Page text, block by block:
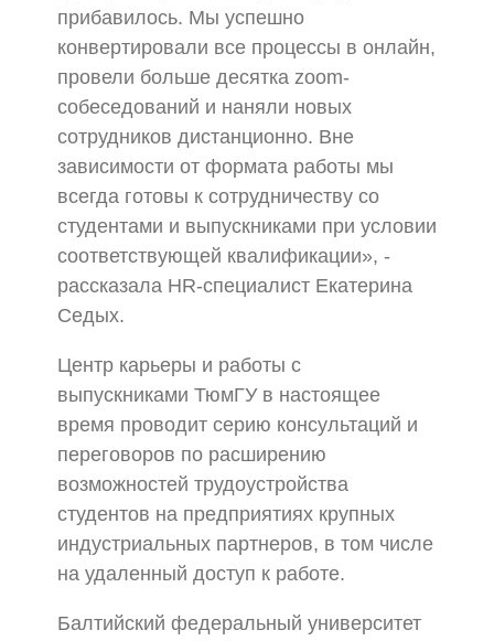
прибавилось. Мы успешно
конвертировали все процессы в онлайн,
провели больше десятка zoom-
собеседований и наняли новых
сотрудников дистанционно. Вне
зависимости от формата работы мы
всегда готовы к сотрудничеству со
студентами и выпускниками при условии
соответствующей квалификации», -
рассказала HR-специалист Екатерина
Седых.
Центр карьеры и работы с
выпускниками ТюмГУ в настоящее
время проводит серию консультаций и
переговоров по расширению
возможностей трудоустройства
студентов на предприятиях крупных
индустриальных партнеров, в том числе
на удаленный доступ к работе.
Балтийский федеральный университет